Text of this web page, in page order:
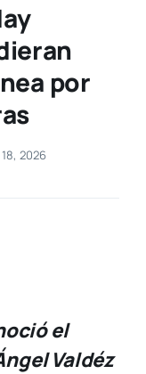
por
2026
el
Valdéz